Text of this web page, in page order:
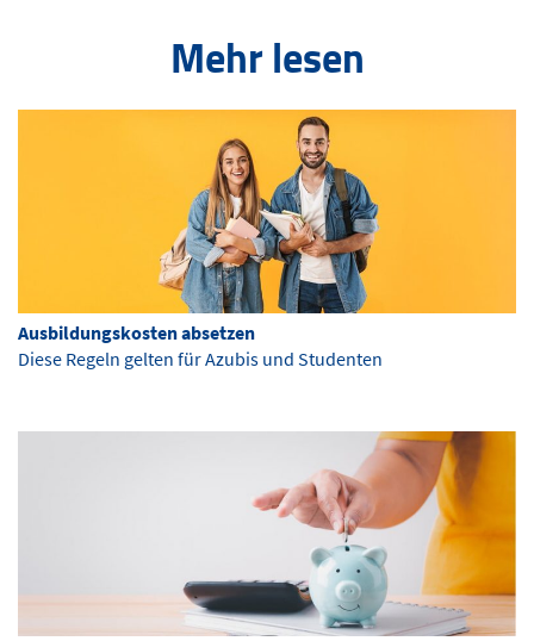
Mehr lesen
Ausbildungskosten absetzen
Diese Regeln gelten für Azubis und Studenten